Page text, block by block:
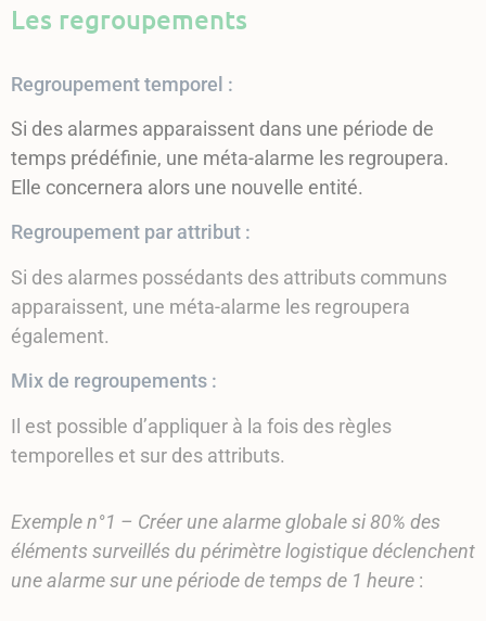
Les regroupements
Regroupement temporel :
Si des alarmes apparaissent dans une période de
temps prédéfinie, une méta-alarme les regroupera.
Elle concernera alors une nouvelle entité.
Regroupement par attribut :
Si des alarmes possédants des attributs communs
apparaissent, une méta-alarme les regroupera
également.
Mix de regroupements :
Il est possible d’appliquer à la fois des règles
temporelles et sur des attributs.
Exemple n°1 – Créer une alarme globale si 80% des
éléments surveillés du périmètre logistique déclenchent
une alarme sur une période de temps de 1 heure :